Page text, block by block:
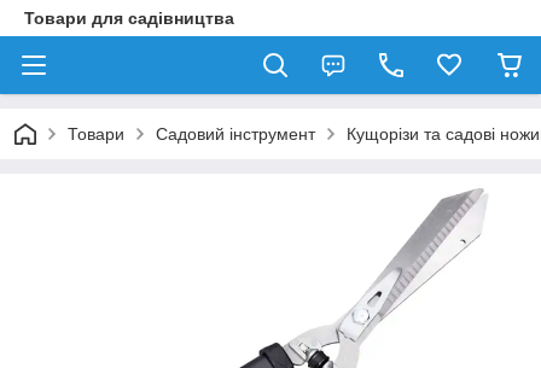
Товари для садівництва
Товари Садовий інструмент Кущорізи та садові